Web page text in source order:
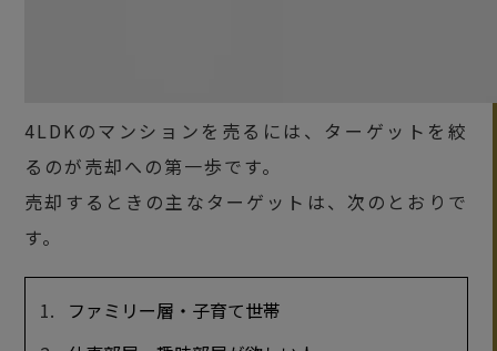
4LDKのマンションを売るには、ターゲットを絞
るのが売却への第一歩です。
売却するときの主なターゲットは、次のとおりで
す。
ファミリー層・子育て世帯